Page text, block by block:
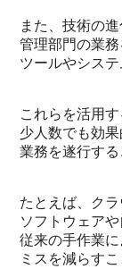
また、技術の進
管理部門の業
ツールやシステ
これらを活用す
少人数でも効果
業務を遂行する
たとえば、ク
ソフトウェア
従来の手作業に
ミスを減らす